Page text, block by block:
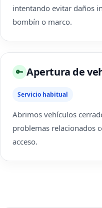
intentando evitar daños
bombín o marco.
🔑 Apertura de
Servicio habitual
Abrimos vehículos
problemas relacionados
acceso.